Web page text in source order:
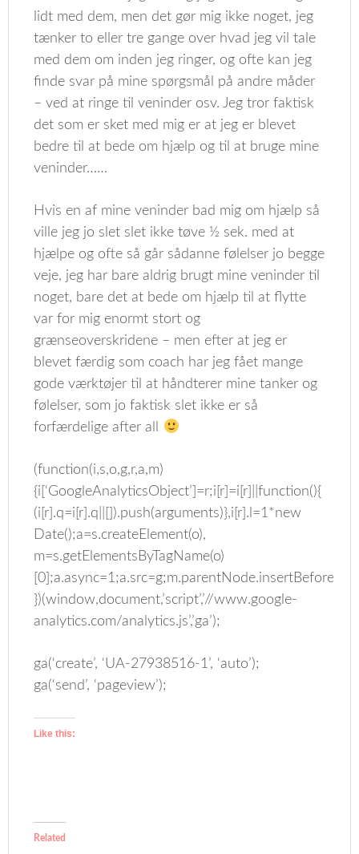
lidt med dem, men det gør mig ikke noget, jeg
tænker to eller tre gange over hvad jeg vil tale
med dem om inden jeg ringer, og ofte kan jeg
finde svar på mine spørgsmål på andre måder
– ved at ringe til veninder osv. Jeg tror faktisk
det som er sket med mig er at jeg er blevet
bedre til at bede om hjælp og til at bruge mine
veninder……
Hvis en af mine veninder bad mig om hjælp så
ville jeg jo slet slet ikke tøve ½ sek. med at
hjælpe og ofte så går sådanne følelser jo begge
veje, jeg har bare aldrig brugt mine veninder til
noget, bare det at bede om hjælp til at flytte
var for mig enormt stort og
grænseoverskridene – men efter at jeg er
blevet færdig som coach har jeg fået mange
gode værktøjer til at håndterer mine tanker og
følelser, som jo faktisk slet ikke er så
forfærdelige after all
(function(i,s,o,g,r,a,m)
{i[‘GoogleAnalyticsObject’]=r;i[r]=i[r]||function(){
(i[r].q=i[r].q||[]).push(arguments)},i[r].l=1*new
Date();a=s.createElement(o),
m=s.getElementsByTagName(o)
})(window,document,’script’,’//www.google-
analytics.com/analytics.js’,’ga’);
ga(‘create’, ‘UA-27938516-1’, ‘auto’);
ga(‘send’, ‘pageview’);
Like this:
Related